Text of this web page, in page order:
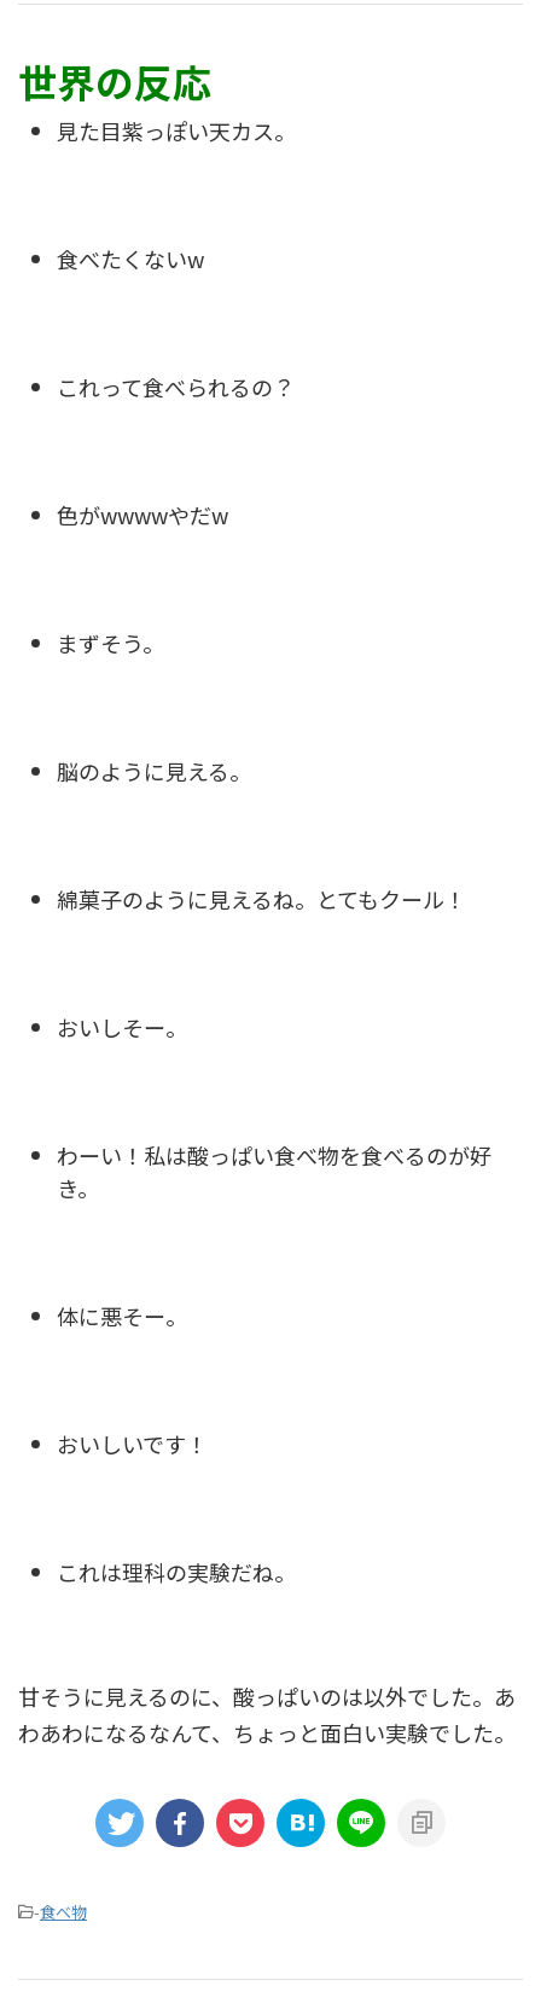
世界の反応
見た目紫っぽい天カス。
食べたくないw
これって食べられるの？
色がwwwwやだw
まずそう。
脳のように見える。
綿菓子のように見えるね。とてもクール！
おいしそー。
わーい！私は酸っぱい食べ物を食べるのが好
き。
体に悪そー。
おいしいです！
これは理科の実験だね。
甘そうに見えるのに、酸っぱいのは以外でした。あ
わあわになるなんて、ちょっと面白い実験でした。
-食べ物